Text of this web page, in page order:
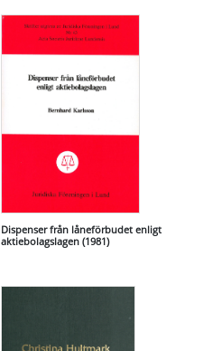
Dispenser från låneförbudet enligt
aktiebolagslagen (1981)